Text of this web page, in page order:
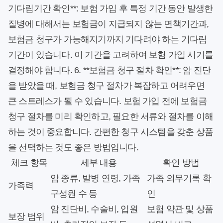
기다림기간 확인**: 보험 가입 후 특정 기간 동안 발생한
질병에 대해서는 보험금이 지급되지 않는 면책기간과,
보험금 청구가 가능해지기까지 기다려야 하는 기다림
기간이 있습니다. 이 기간을 고려하여 보험 가입 시기를
결정해야 합니다. 6. **보험금 청구 절차 확인**: 암 진단
을 받았을 때, 보험금 청구 절차가 복잡하고 어려우면
큰 스트레스가 될 수 있습니다. 보험 가입 전에 보험금
청구 절차를 미리 확인하고, 필요한 서류와 절차를 이해
하는 것이 중요합니다. 간편한 청구 시스템을 갖춘 상품
을 선택하는 것도 좋은 방법입니다.
체크 항목
세부 내용 확인 방법
가족력
암 종류, 발병 연령, 가족
구성원 수 등
가족 의무기록 확
인
보장 범위
암 진단비, 수술비, 입원
보험 약관 및 상품